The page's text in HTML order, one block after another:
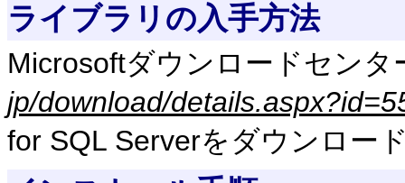
ライブラリの入手方法
Microsoftダウンロードセンタ
jp/download/
for SQL Serverをダウンロー